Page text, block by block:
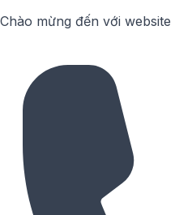
Chào mừng đến với website